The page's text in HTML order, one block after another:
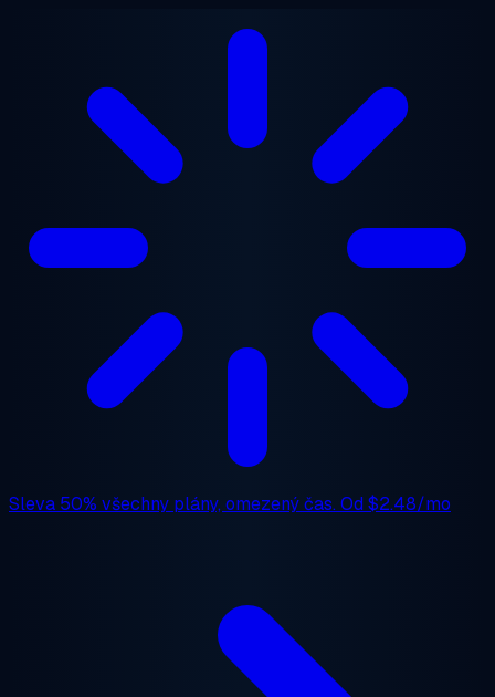
Sleva 50% všechny plány, omezený čas. Od $2.48/mo